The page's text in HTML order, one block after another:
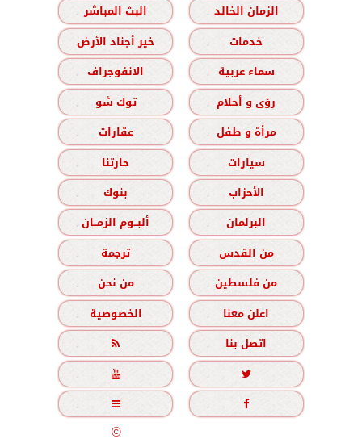
الزمان الخالد
البث المباشر
خدمات
خير أجناد الأرض
سماء عربية
الانفوجراف
رؤى و أحلام
توك شو
مرأة و طفل
عقارات
سيارات
حارتنا
الأحزاب
بنوك
البرلمان
ألبــوم الزمــان
من القدس
ترجمة
من فلسطين
من نحن
اعلن معنا
الخصوصية
اتصل بنا





جميع الحقوق محفوظة©